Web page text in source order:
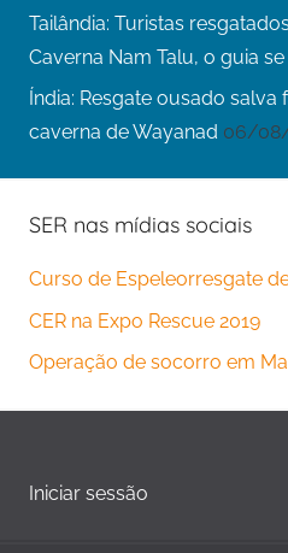
Tailândia: Turistas
Caverna Nam Talu, o guia
Índia: Resgate ousado salva
caverna de Wayanad 06/
SER nas mídias sociais
Curso de Espeleorresgate
CER na Expo Rescue 2019
Operação de socorro em
Iniciar sessão